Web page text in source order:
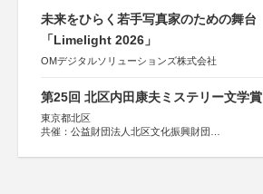
未来をひらく若手写真家のための舞台
「Limelight 2026」
OMデジタルソリューションズ株式会社
第25回 北区内田康夫ミステリー文学賞
東京都北区
共催：公益財団法人北区文化振興財団
協賛：株式会社実業之日本社